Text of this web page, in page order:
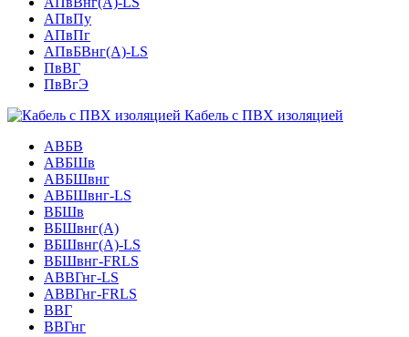
АПвПу
АПвПг
АПвБВнг(А)-LS
ПвВГ
ПвВгЭ
Кабель с ПВХ изоляцией
АВБВ
АВБШв
АВБШвнг
АВБШвнг-LS
ВБШв
ВБШвнг(A)
ВБШвнг(А)-LS
ВБШвнг-FRLS
АВВГнг-LS
АВВГнг-FRLS
ВВГ
ВВГнг